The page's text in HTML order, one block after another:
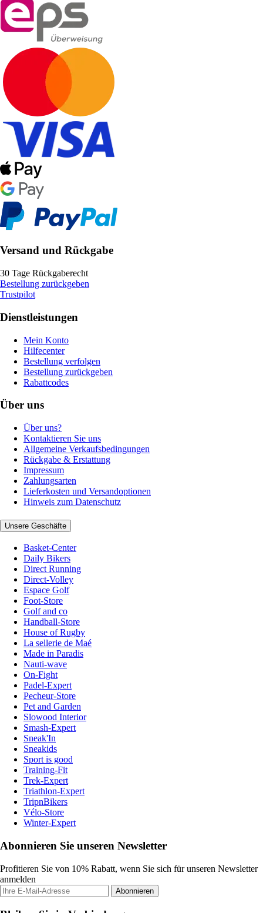
Versand und Rückgabe
30 Tage Rückgaberecht
Bestellung zurückgeben
Trustpilot
Dienstleistungen
Mein Konto
Hilfecenter
Bestellung verfolgen
Bestellung zurückgeben
Rabattcodes
Über uns
Über uns?
Kontaktieren Sie uns
Allgemeine Verkaufsbedingungen
Rückgabe & Erstattung
Impressum
Zahlungsarten
Lieferkosten und Versandoptionen
Hinweis zum Datenschutz
Unsere Geschäfte
Basket-Center
Daily Bikers
Direct Running
Direct-Volley
Espace Golf
Foot-Store
Golf and co
Handball-Store
House of Rugby
La sellerie de Maé
Made in Paradis
Nauti-wave
On-Fight
Padel-Expert
Pecheur-Store
Pet and Garden
Slowood Interior
Smash-Expert
Sneak'In
Sneakids
Sport is good
Training-Fit
Trek-Expert
Triathlon-Expert
TripnBikers
Vélo-Store
Winter-Expert
Abonnieren Sie unseren Newsletter
Profitieren Sie von 10% Rabatt, wenn Sie sich für unseren Newsletter
anmelden
Abonnieren